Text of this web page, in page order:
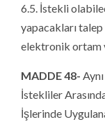
6.5. İstekli
yapacakları
elektronik ortam
MADDE 48-
İstekliler
İşlerinde